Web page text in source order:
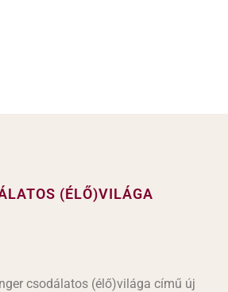
(ÉLŐ)VILÁGA
csodálatos (élő)világa című új